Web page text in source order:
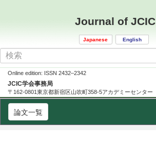
Journal of JCIC
Japanese English
Online edition: ISSN 2432–2342
JCIC学会事務局
〒162-0801東京都新宿区山吹町358-5アカデミーセンター
論文一覧